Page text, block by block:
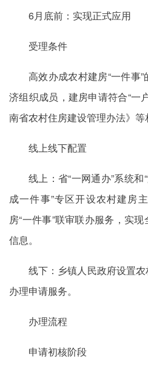
6月底前：实现正式应用
受理条件
高效办成农村建房“一件事
济组织成员，建房申请符合“一
南省农村住房建设管理办法》等
线上线下配置
线上：省“一网通办”系统和
成一件事”专区开设农村建房
房“一件事”联审联办服务，实
信息。
线下：乡镇人民政府设置
办理申请服务。
办理流程
申请初核阶段